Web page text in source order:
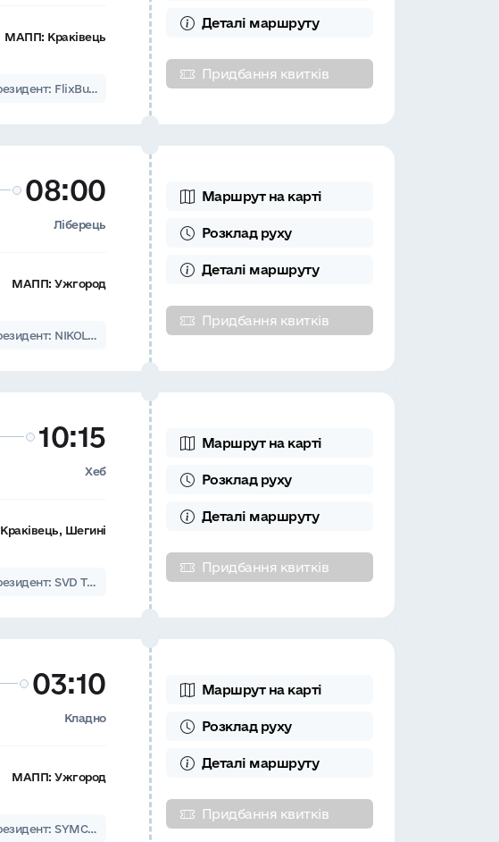
МАПП: Краківець
Перевізник-нерезидент: FlixBus CZ s.r.o., FlixBus Polska sp. z o.o.
Деталі маршруту
Придбання квитків
08:00
Ліберець
МАПП:Ужгород
Перевізник-нерезидент: NIKOLO s.r.o.
Маршрут на карті
Розклад руху
Деталі маршруту
Придбання квитків
10:15
Хеб
Краківець, Шегині
Перевізник-нерезидент: SVD Trans s.r.o.
Маршрут на карті
Розклад руху
Деталі маршруту
Придбання квитків
03:10
Кладно
МАПП:Ужгород
Перевізник-нерезидент: SYMCHERA s.r.o.
Маршрут на карті
Розклад руху
Деталі маршруту
Придбання квитків